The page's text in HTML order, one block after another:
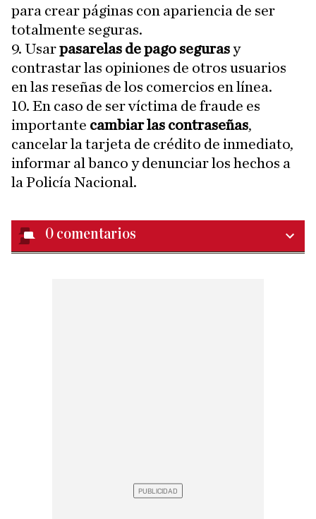
para crear páginas con apariencia de ser
totalmente seguras.
9. Usarpasarelas de pago segurasy
contrastar las opiniones de otros usuarios
en las reseñas de los comercios en línea.
10. En caso de ser víctima de fraude es
importante cambiar las contraseñas,
cancelar la tarjeta de crédito de inmediato,
informar al banco y denunciar los hechos a
la Policía Nacional.
0 comentarios